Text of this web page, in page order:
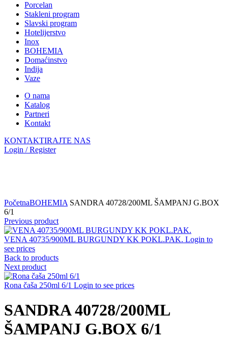
Porcelan
Stakleni program
Slavski program
Hotelijerstvo
Inox
BOHEMIA
Domaćinstvo
Indija
Vaze
O nama
Katalog
Partneri
Kontakt
KONTAKTIRAJTE NAS
Login / Register
PočetnaBOHEMIA SANDRA 40728/200ML ŠAMPANJ G.BOX
6/1
Previous product
VENA 40735/900ML BURGUNDY KK POKL.PAK. Login to
see prices
Back to products
Next product
Rona čaša 250ml 6/1 Login to see prices
SANDRA 40728/200ML
ŠAMPANJ G.BOX 6/1